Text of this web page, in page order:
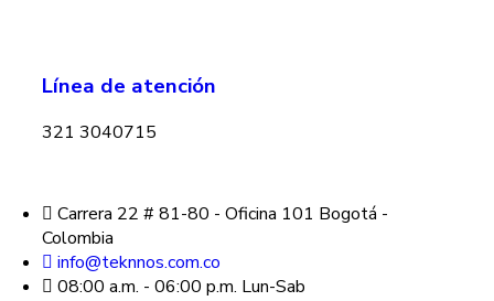
Línea de atención
321 3040715
Carrera 22 # 81-80 - Oficina 101 Bogotá -
Colombia
info@teknnos.com.co
08:00 a.m. - 06:00 p.m. Lun-Sab